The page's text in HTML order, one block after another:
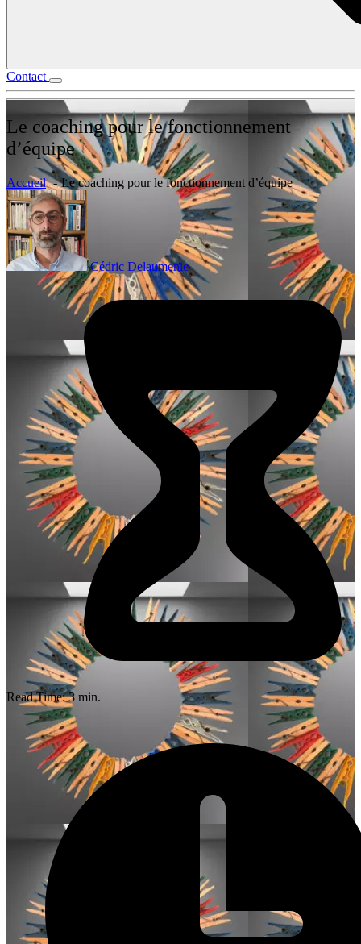
Contact
Le coaching pour le fonctionnement
d’équipe
Accueil Le coaching pour le fonctionnement d’équipe
Cédric Delaumenie
Read Time:3 min.